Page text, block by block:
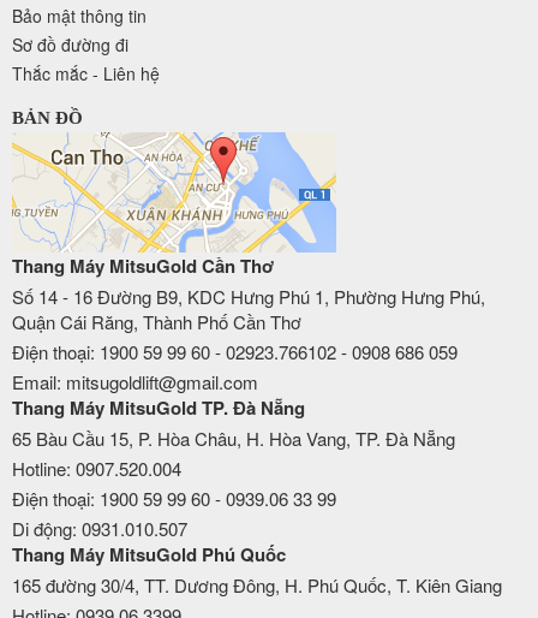
Bảo mật thông tin
Sơ đồ đường đi
Thắc mắc - Liên hệ
BẢN ĐỒ
Thang Máy MitsuGold Cần Thơ
Số 14 - 16 Đường B9, KDC Hưng Phú 1, Phường Hưng Phú,
Quận Cái Răng, Thành Phố Cần Thơ
Điện thoại: 1900 59 99 60 - 02923.766102 - 0908 686 059
Email: mitsugoldlift@gmail.com
Thang Máy MitsuGold TP. Đà Nẵng
65 Bàu Cầu 15, P. Hòa Châu, H. Hòa Vang, TP. Đà Nẵng
Hotline: 0907.520.004
Điện thoại: 1900 59 99 60 - 0939.06 33 99
Di động: 0931.010.507
Thang Máy MitsuGold Phú Quốc
165 đường 30/4, TT. Dương Đông, H. Phú Quốc, T. Kiên Giang